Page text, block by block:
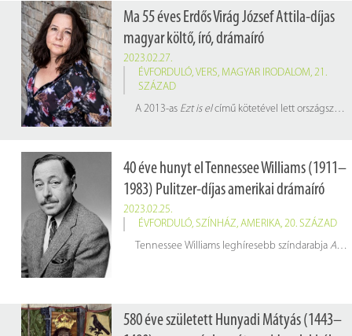
Ma 55 éves Erdős Virág József Attila-díjas
magyar költő, író, drámaíró
2023.02.27.
ÉVFORDULÓ, VERS, MAGYAR IRODALOM, 21.
SZÁZAD
A 2013-as Ezt is elcímű kötetével lett országszerte ismert, ami öt kiadást ért meg, benne olyan versekkel, mint a
40 éve hunyt el Tennessee Williams (1911–
1983) Pulitzer-díjas amerikai drámaíró
2023.02.25.
ÉVFORDULÓ, SZÍNHÁZ, AMERIKA, 20. SZÁZAD
Tennessee Williams leghíresebb színdarabja A vágy villamosa
580 éve született Hunyadi Mátyás (1443–